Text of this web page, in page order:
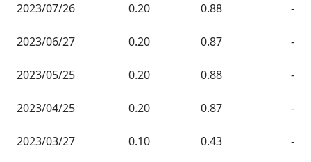
2023/07/26 0.20 0.88 -
2023/06/27 0.20 0.87 -
2023/05/25 0.20 0.88 -
2023/04/25 0.20 0.87 -
2023/03/27 0.10 0.43 -